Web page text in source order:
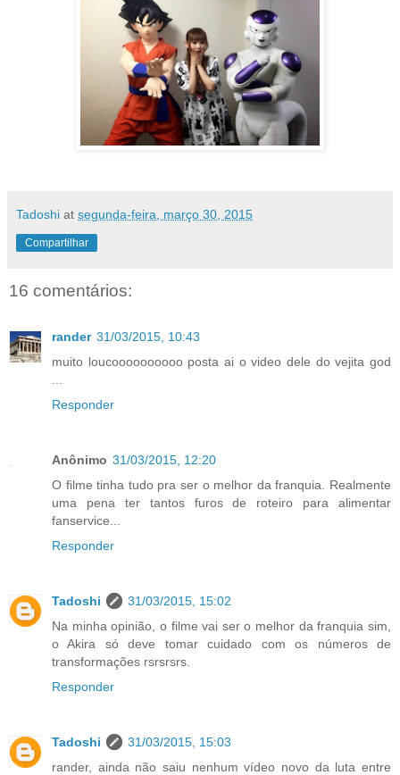
Tadoshi at segunda-feira, março 30, 2015
Compartilhar
16 comentários:
rander 31/03/2015, 10:43
muito loucoooooooooo posta ai o video dele do vejita god
Responder
Anônimo 31/03/2015, 12:20
O filme tinha tudo pra ser o melhor da franquia. Realmente
uma pena ter tantos furos de roteiro para alimentar
fanservice...
Responder
Tadoshi
31/03/2015, 15:02
Na minha opinião, o filme vai ser o melhor da franquia sim,
o Akira só deve tomar cuidado com os números de
transformações rsrsrsrs.
Responder
Tadoshi
31/03/2015, 15:03
rander, ainda não saiu nenhum vídeo novo da luta entre